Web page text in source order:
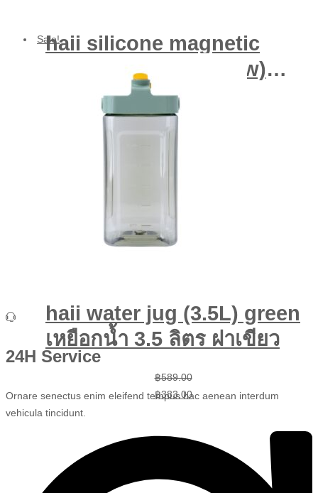
haii silicone magnetic
anti scald pad (yellow)
3pcs แผ่นรองกันความร้อน
สีเหลือง
489.00
Original
Current
Sale!
haii water jug (3.5L) green
เหยือกน้ำ 3.5 ลิตร ฝาเขียว
฿589.00
Original
price
฿383.00
Current
price
24H Service
Ornare senectus enim eleifend tempus hac aenean interdum
vehicula tincidunt.